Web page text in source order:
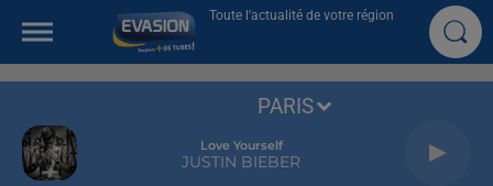
Toute l'actualité de votre région
Love Yourself
JUSTIN BIEBER
PARIS